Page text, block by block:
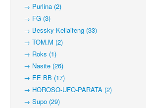
→ Purlina (2)
→ FG (3)
→ Bessky-Kellaifeng (33)
→ TOM.M (2)
→ Roks (1)
→ Nasite (26)
→ EE BB (17)
→ HOROSO-UFO-PARATA (2)
→ Supo (29)